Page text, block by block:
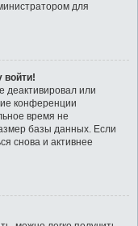
для
войти!
деактивировал или
конференции
время не
базы данных. Если
снова и активнее